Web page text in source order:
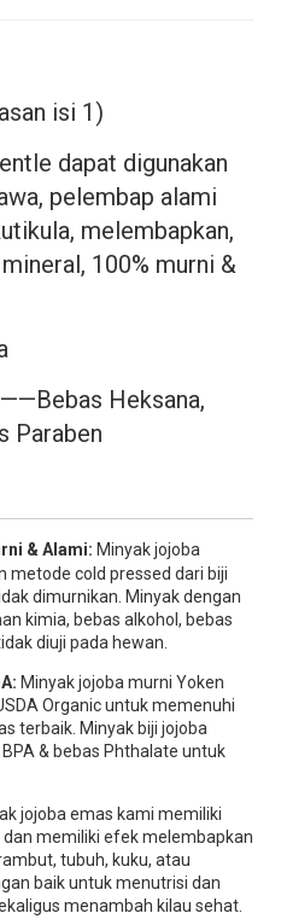
isi 1)
dapat digunakan
pelembap alami
melembapkan,
100% murni &
——Bebas Heksana,
Paraben
& Alami: Minyak jojoba
metode cold pressed dari biji
dimurnikan. Minyak dengan
kimia, bebas alkohol, bebas
diuji pada hewan.
Minyak jojoba murni Yoken
Organic untuk memenuhi
terbaik. Minyak biji jojoba
& bebas Phthalate untuk
jojoba emas kami memiliki
memiliki efek melembapkan
tubuh, kuku, atau
baik untuk menutrisi dan
menambah kilau sehat.